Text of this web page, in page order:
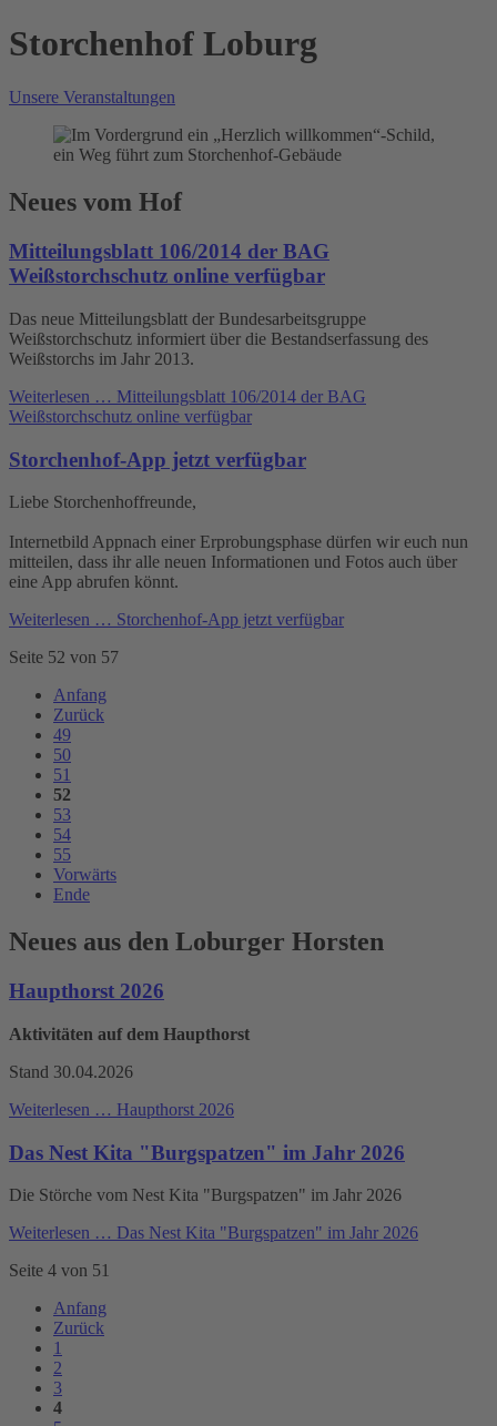
Storchenhof Loburg
Unsere Veranstaltungen
Neues vom Hof
Mitteilungsblatt 106/2014 der BAG
Weißstorchschutz online verfügbar
Das neue Mitteilungsblatt der Bundesarbeitsgruppe
Weißstorchschutz informiert über die Bestandserfassung des
Weißstorchs im Jahr 2013.
Weiterlesen … Mitteilungsblatt 106/2014 der BAG
Weißstorchschutz online verfügbar
Storchenhof-App jetzt verfügbar
Liebe Storchenhoffreunde,
Internetbild Appnach einer Erprobungsphase dürfen wir euch nun
mitteilen, dass ihr alle neuen Informationen und Fotos auch über
eine App abrufen könnt.
Weiterlesen … Storchenhof-App jetzt verfügbar
Seite 52 von 57
Anfang
Zurück
49
50
51
52
53
54
55
Vorwärts
Ende
Neues aus den Loburger Horsten
Haupthorst 2026
Aktivitäten auf dem Haupthorst
Stand 30.04.2026
Weiterlesen … Haupthorst 2026
Das Nest Kita "Burgspatzen" im Jahr 2026
Die Störche vom Nest Kita "Burgspatzen" im Jahr 2026
Weiterlesen … Das Nest Kita "Burgspatzen" im Jahr 2026
Seite 4 von 51
Anfang
Zurück
1
2
3
4